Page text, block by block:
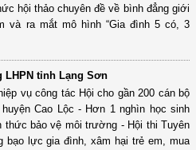
hội thảo chuyên đề về bình đẳng giới
và ra mắt mô hình “Gia đình 5 có, 3
LHPN tỉnh Lạng Sơn
vụ công tác Hội cho gần 200 cán bộ
Cao Lộc - Hơn 1 nghìn học sinh
thức bảo vệ môi trường - Hội thi Tuyên
bạo lực gia đình, xâm hại trẻ em, mua